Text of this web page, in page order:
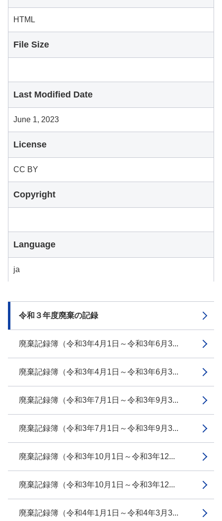
令和３年度廃棄の記録
廃棄記録簿（令和3年4月1日～令和3年6月3...
廃棄記録簿（令和3年4月1日～令和3年6月3...
廃棄記録簿（令和3年7月1日～令和3年9月3...
廃棄記録簿（令和3年7月1日～令和3年9月3...
廃棄記録簿（令和3年10月1日～令和3年12...
廃棄記録簿（令和3年10月1日～令和3年12...
廃棄記録簿（令和4年1月1日～令和4年3月3...
HTML
File Size
Last Modified Date
June 1, 2023
License
CC BY
Copyright
Language
ja